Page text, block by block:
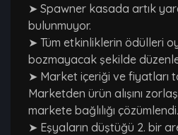
➤ Spawner kasada artık
bulunmuyor.
➤ Tüm etkinliklerin ödülleri
bozmayacak şekilde
➤ Market içeriği ve fiyatları
Marketden ürün alışını
markete bağlılığı çözümlendi.
➤ Eşyaların düştüğü 2. bir